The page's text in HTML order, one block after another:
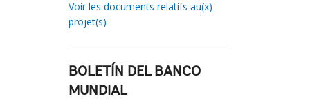
Voir les documents relatifs au(x)
projet(s)
BOLETÍN DEL BANCO
MUNDIAL